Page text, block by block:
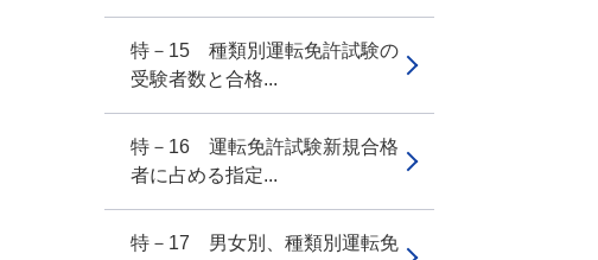
特－15 種類別運転免許試験の
受験者数と合格...
特－16 運転免許試験新規合格
者に占める指定...
特－17 男女別、種類別運転免